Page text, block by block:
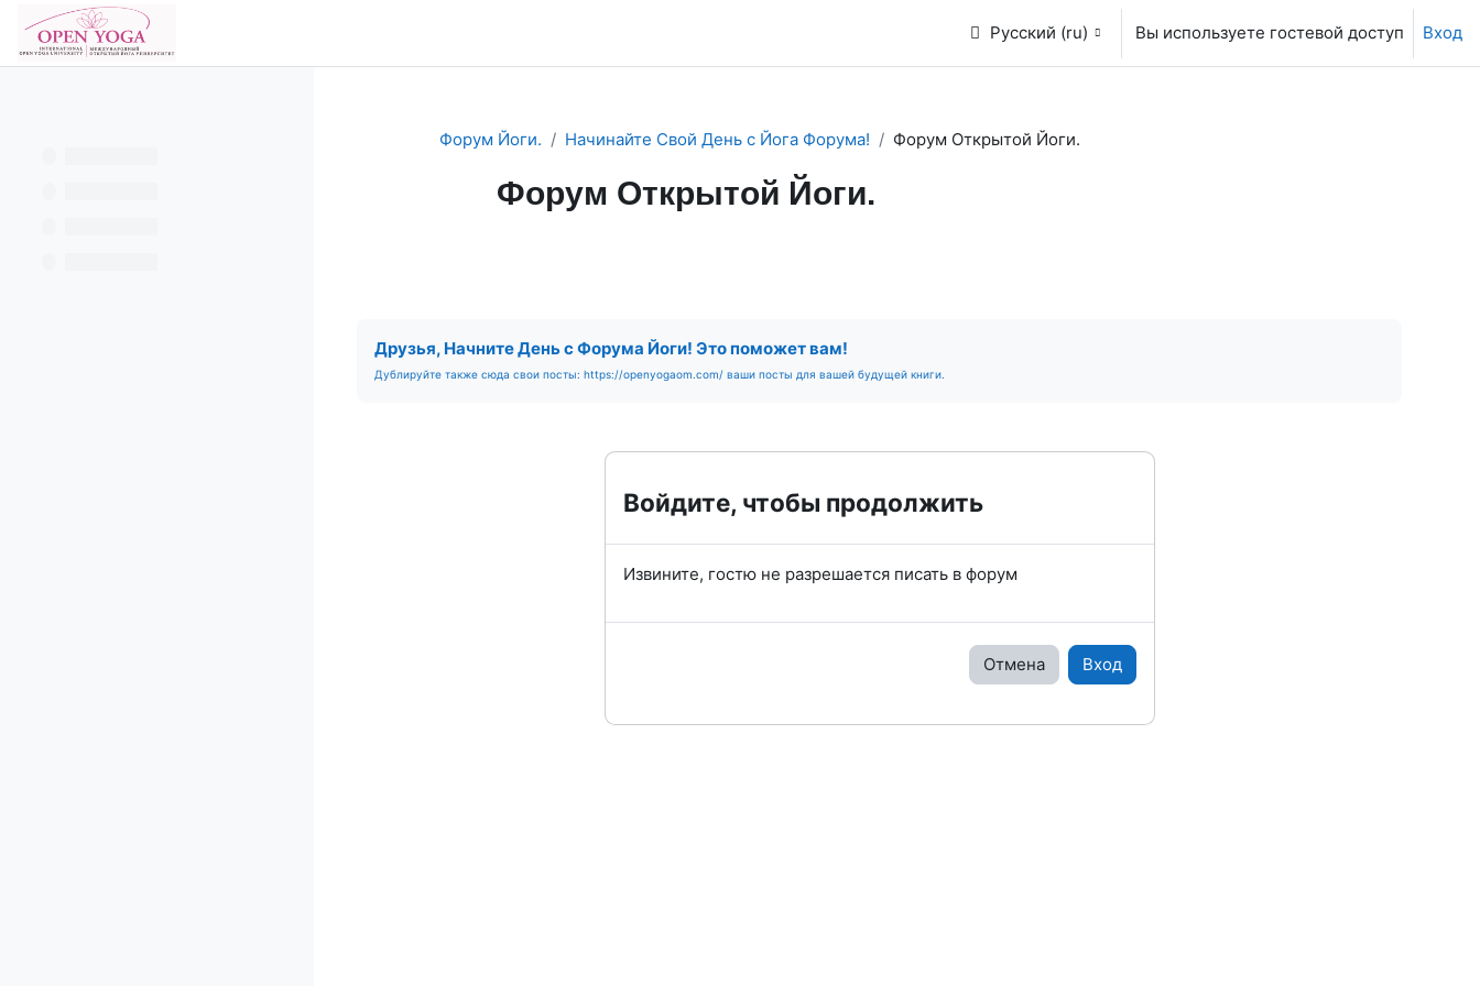
Перейти к основному содержанию
Русский ‎(ru)‎ Вы используете гостевой доступ Вход
Форум Йоги. Начинайте Свой День с Йога Форума! Форум Открытой Йоги.
Форум Открытой Йоги.
Друзья, Начните День с Форума Йоги! Это поможет вам!
Дублируйте также сюда свои посты: https://openyogaom.com/ ваши посты для вашей будущей книги.
Войдите, чтобы продолжить
Извините, гостю не разрешается писать в форум
Отмена Вход